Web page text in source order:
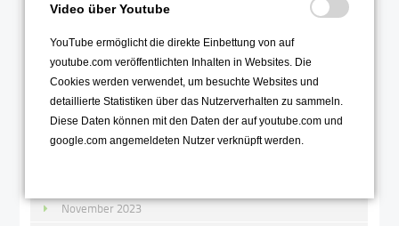
März 2024
Februar 2024
Januar 2024
2023
November 2023
Video über Youtube
YouTube ermöglicht die direkte Einbettung von auf
youtube.com veröffentlichten Inhalten in Websites. Die
Cookies werden verwendet, um besuchte Websites und
detaillierte Statistiken über das Nutzerverhalten zu sammeln.
Diese Daten können mit den Daten der auf youtube.com und
google.com angemeldeten Nutzer verknüpft werden.